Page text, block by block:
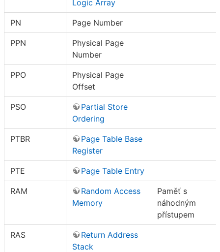
Logic Array
PN Page Number
PPN
Physical Page
Number
PPO
Physical Page
Offset
PSO
Partial Store
Ordering
PTBR
Page Table Base
Register
PTE Page Table Entry
RAM
Random Access
Memory
Paměť s
náhodným
přístupem
RAS
Return Address
Stack